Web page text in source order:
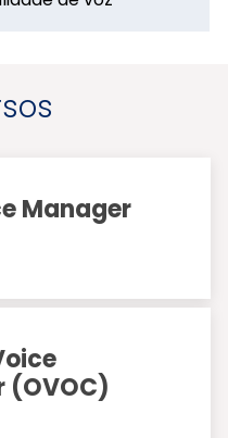
Manager
(OVOC)